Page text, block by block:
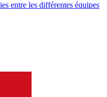
entre les différentes équipes